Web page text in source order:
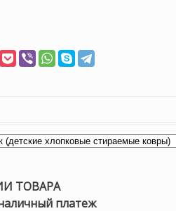
ТОВАРА
платеж